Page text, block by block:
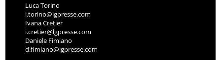
Luca Torino
l.torino@lgpresse.com
Ivana Cretier
i.cretier@lgpresse.com
Daniele Fimiano
d.fimiano@lgpresse.com